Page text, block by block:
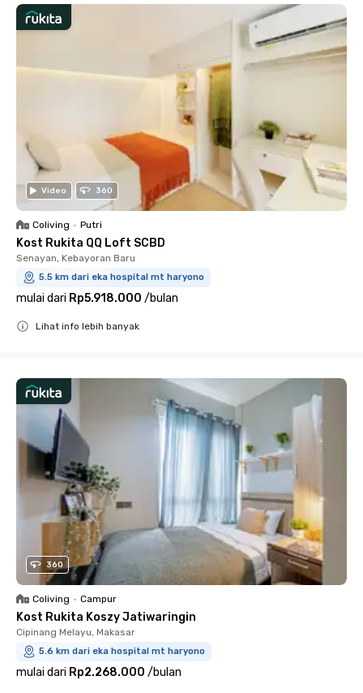
Video 360
Coliving • Putri
Kost Rukita QQ Loft SCBD
Senayan, Kebayoran Baru
5.5 km dari eka hospital mt haryono
mulai dari Rp5.918.000 /bulan
Lihat info lebih banyak
360
Coliving • Campur
Kost Rukita Koszy Jatiwaringin
Cipinang Melayu, Makasar
5.6 km dari eka hospital mt haryono
mulai dari Rp2.268.000 /bulan